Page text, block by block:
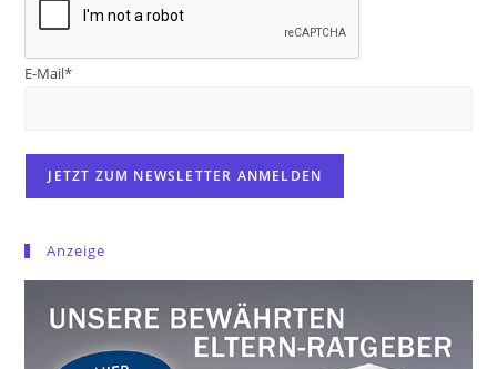
E-Mail*
Anzeige